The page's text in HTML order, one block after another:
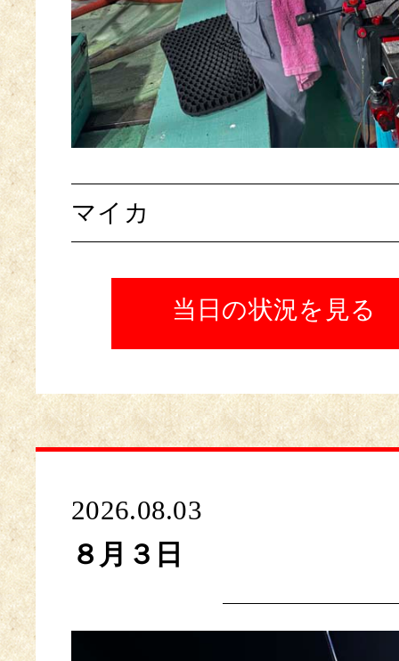
マイカ
当日の状況を見る
2026.08.03
８月３日